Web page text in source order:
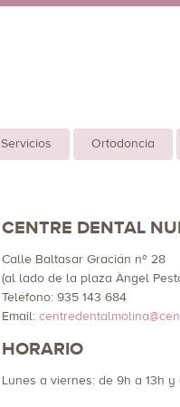
Servicios Ortodoncia
CENTRE DENTAL
Calle Baltasar Gracián nº 28
(al lado de la plaza Àngel
Teléfono: 935 143 684
Email:
HORARIO
Lunes a viernes: de 9h a 13h y